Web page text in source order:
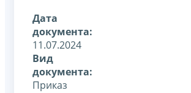
Дата
документа:
11.07.2024
Вид
документа:
Приказ